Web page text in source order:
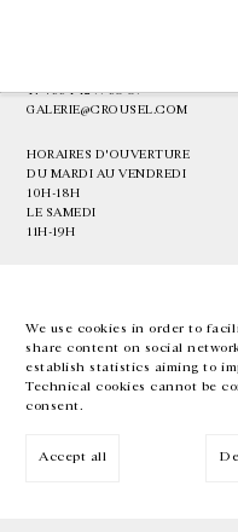
We use cookies in order to
share content on social
establish statistics aiming to
Technical cookies cannot be
consent.
Accept all
T.+33 1 42 77 38 87
GALERIE@CROUSEL.COM
HORAIRES D'OUVERTURE
DU MARDI AU VENDREDI
10H-18H
LE SAMEDI
11H-19H
EN FR 中文 Facebook
Inscrivez-vous à notre newsletter